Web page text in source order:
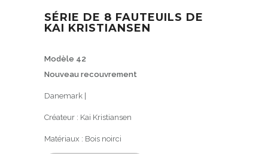
SÉRIE DE 8 FAUTEUILS DE
KAI KRISTIANSEN
Modèle 42
Nouveau recouvrement
Danemark |
Créateur : Kai Kristiansen
Matériaux : Bois noirci